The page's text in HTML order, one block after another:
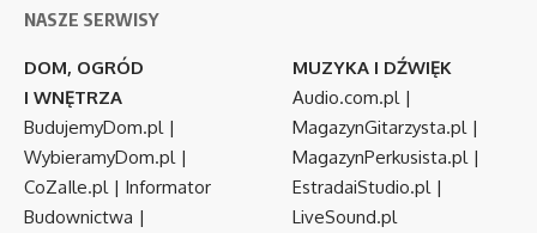
NASZE SERWISY
DOM, OGRÓD
I WNĘTRZA
BudujemyDom.pl |
WybieramyDom.pl |
CoZaIle.pl | Informator
Budownictwa |
MUZYKA I DŹWIĘK
Audio.com.pl |
MagazynGitarzysta.pl |
MagazynPerkusista.pl |
EstradaiStudio.pl |
LiveSound.pl